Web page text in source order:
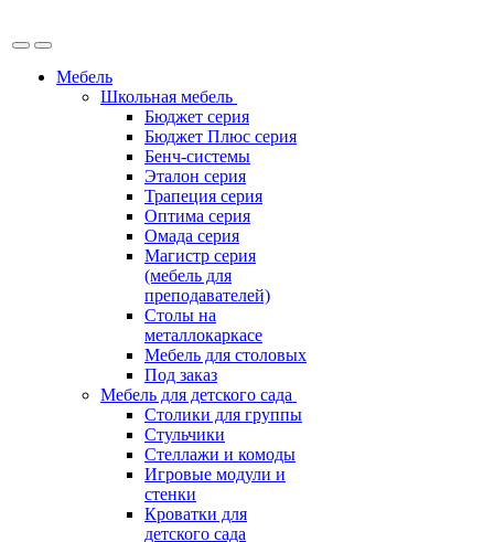
Мебель
Школьная мебель
Бюджет серия
Бюджет Плюс серия
Бенч-системы
Эталон серия
Трапеция серия
Оптима серия
Омада серия
Магистр серия
(мебель для
преподавателей)
Столы на
металлокаркасе
Мебель для столовых
Под заказ
Мебель для детского сада
Столики для группы
Стульчики
Стеллажи и комоды
Игровые модули и
стенки
Кроватки для
детского сада